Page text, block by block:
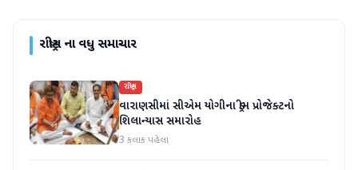
રાષ્ટ્રીયના વધુ સમાચાર
રાષ્ટ્રીય
વારાણસીમાં સીએમ યોગીના ડ્રીમ પ્રોજેક્ટનો
શિલાન્યાસ સમારોહ
3 કલાક પહેલા